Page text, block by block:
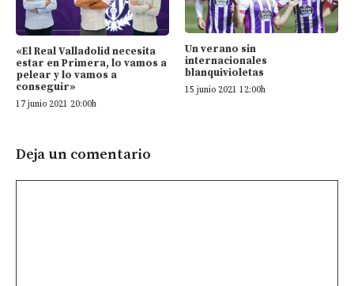
«El Real Valladolid necesita
estar en Primera, lo vamos a
pelear y lo vamos a
conseguir»
17 junio 2021 20:00h
Un verano sin
internacionales
blanquivioletas
15 junio 2021 12:00h
Deja un comentario